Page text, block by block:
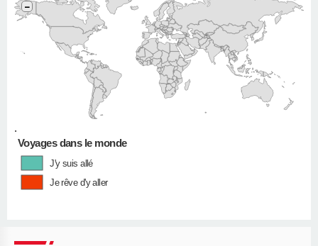
•
−
Voyages dans le monde
J'y suis allé
Je rêve d'y aller